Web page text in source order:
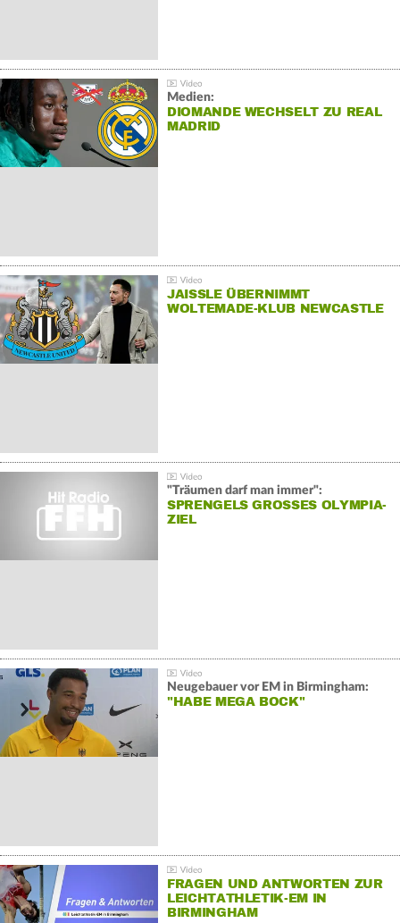
Medien:
DIOMANDE WECHSELT ZU REAL
MADRID
JAISSLE ÜBERNIMMT
WOLTEMADE-KLUB NEWCASTLE
"Träumen darf man immer":
SPRENGELS GROSSES OLYMPIA-Z
IEL
Neugebauer vor EM in Birmingham:
"HABE MEGA BOCK"
FRAGEN UND ANTWORTEN ZUR
LEICHTATHLETIK-EM IN
BIRMINGHAM